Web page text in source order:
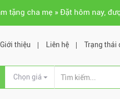
tặng cha mẹ » Đặt hôm nay,
Giới thiệu Liên hệ Trạng thái
Chọn giá